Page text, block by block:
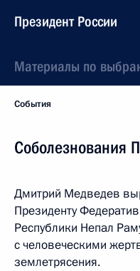
Президент России
Материалы по
События
Соболезнования
Дмитрий Медведев
Президенту
Республики Непал
с человеческими
землетрясения.